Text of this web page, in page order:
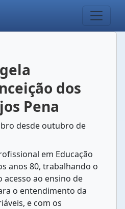
dos
Pena
desde outubro de
em Educação
anos 80, trabalhando o
ao ensino de
o entendimento da
e com os